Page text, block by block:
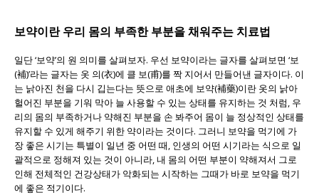
보약이란 우리 몸의 부족한 부분을 채워주는 치료법
일단 ‘보약’의 원 의미를 살펴보자. 우선 보약이라는 글자를 살펴보면 ‘보
(補)’라는 글자는 옷 의(衣)에 클 보(甫)를 짝 지어서 만들어낸 글자이다. 이
는 낡아진 천을 다시 깁는다는 뜻으로 애초에 보약(補藥)이란 옷의 낡아
헐어진 부분을 기워 막아 늘 사용할 수 있는 상태를 유지하는 것 처럼, 우
리의 몸의 부족하거나 약해진 부분을 손 봐주어 몸이 늘 정상적인 상태를
유지할 수 있게 해주기 위한 약이라는 것이다. 그러니 보약을 먹기에 가
장 좋은 시기는 특별이 일년 중 어떤 때, 인생의 어떤 시기라는 식으로 일
괄적으로 정해져 있는 것이 아니라, 내 몸의 어떤 부분이 약해져서 그로
인해 전체적인 건강상태가 악화되는 시작하는 그때가 바로 보약을 먹기
에 좋은 적기이다.